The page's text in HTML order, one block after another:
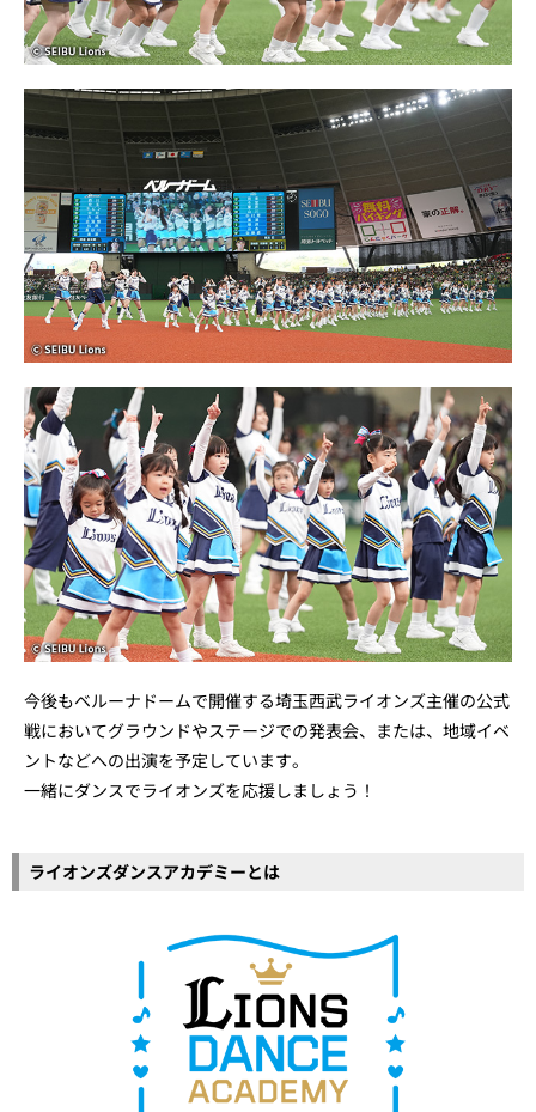
今後もベルーナドームで開催する埼玉西武ライオンズ主催の公式
戦においてグラウンドやステージでの発表会、または、地域イベ
ントなどへの出演を予定しています。​
一緒にダンスでライオンズを応援しましょう！
ライオンズダンスアカデミーとは